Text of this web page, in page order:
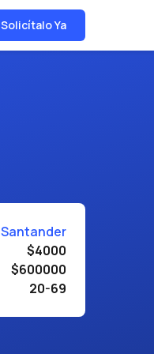
Solicítalo Ya
Santander
$4000
$600000
20-69